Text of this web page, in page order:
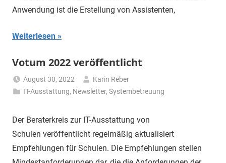
Anwendung ist die Erstellung von Assistenten,
Weiterlesen
Votum 2022 veröffentlicht
August 30, 2022
Karin Reber
IT-Ausstattung, Newsletter,Systembetreuung
Der Beraterkreis zur IT-Ausstattung von
Schulen veröffentlicht regelmäßig aktualisiert
Empfehlungen für Schulen. Die Empfehlungen stellen